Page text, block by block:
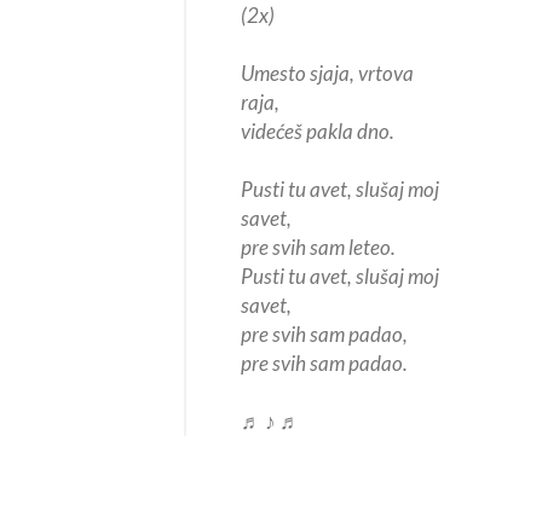
(2x)
Umesto sjaja, vrtova
raja,
videćeš pakla dno.
Pusti tu avet, slušaj moj
savet,
pre svih sam leteo.
Pusti tu avet, slušaj moj
savet,
pre svih sam padao,
pre svih sam padao.
♬ ♪ ♬